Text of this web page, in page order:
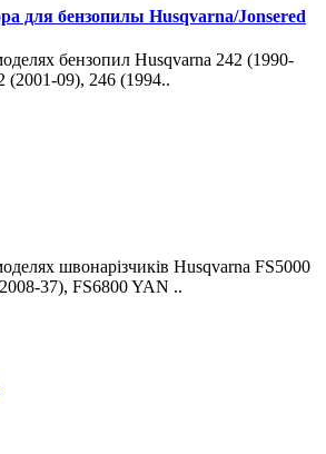
для бензопилы Husqvarna/Jonsered
бензопил Husqvarna 242 (1990-
(2001-09), 246 (1994..
швонарізчиків Husqvarna FS5000
37), FS6800 YAN ..